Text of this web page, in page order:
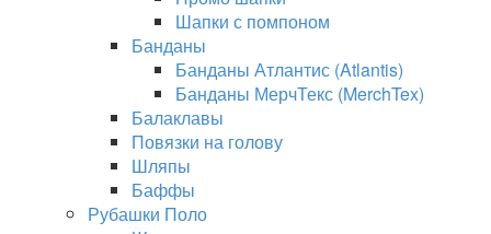
Шапки с помпоном
Банданы
Банданы Атлантис (Atlantis)
Банданы МерчТекс (MerchTex)
Балаклавы
Повязки на голову
Шляпы
Баффы
Рубашки Поло